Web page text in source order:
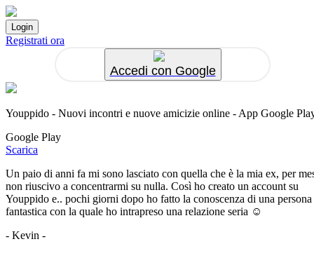
Registrati ora
Accedi con Google
Youppido - Nuovi incontri e nuove amicizie online - App Google
Google Play
Scarica
Un paio di anni fa mi sono lasciato con quella che è la mia ex, per
non riuscivo a concentrarmi su nulla. Così ho creato un account su
Youppido e.. pochi giorni dopo ho fatto la conoscenza di una persona
fantastica con la quale ho intrapreso una relazione seria ☺️
- Kevin -